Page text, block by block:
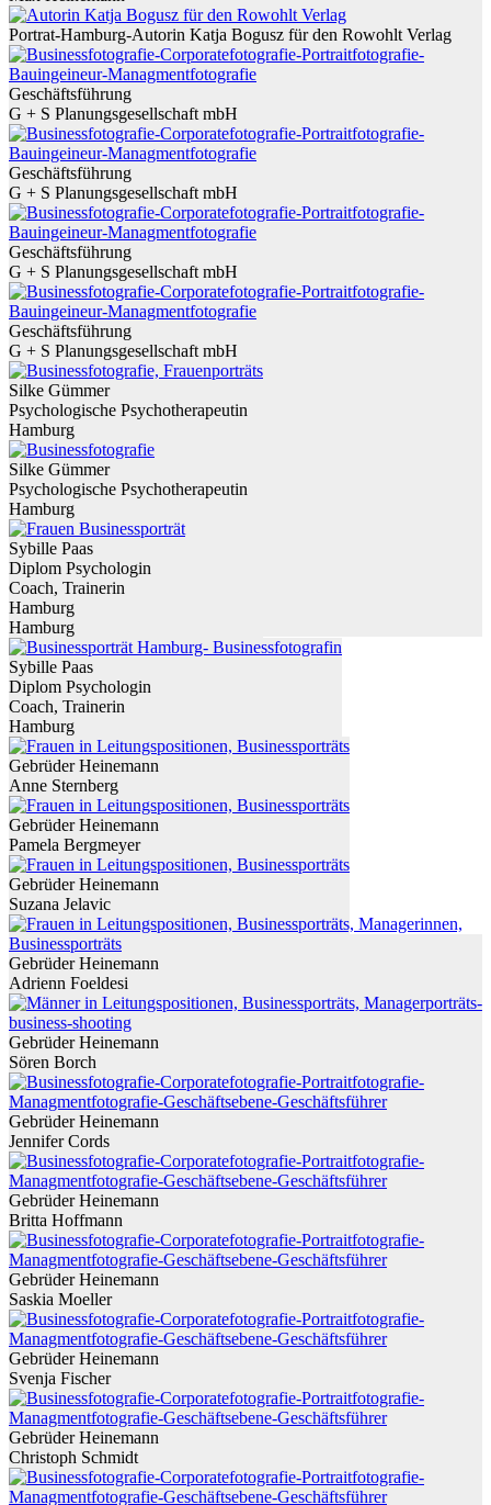
Portrat-Hamburg-Autorin Katja Bogusz für den Rowohlt Verlag
Geschäftsführung
G + S Planungsgesellschaft mbH
Geschäftsführung
G + S Planungsgesellschaft mbH
Geschäftsführung
G + S Planungsgesellschaft mbH
Geschäftsführung
G + S Planungsgesellschaft mbH
Silke Gümmer
Psychologische Psychotherapeutin
Hamburg
Silke Gümmer
Psychologische Psychotherapeutin
Hamburg
Sybille Paas
Diplom Psychologin
Coach, Trainerin
Hamburg
Hamburg
Sybille Paas
Diplom Psychologin
Coach, Trainerin
Hamburg
Gebrüder Heinemann
Anne Sternberg
Gebrüder Heinemann
Pamela Bergmeyer
Gebrüder Heinemann
Suzana Jelavic
Gebrüder Heinemann
Adrienn Foeldesi
Gebrüder Heinemann
Sören Borch
Gebrüder Heinemann
Jennifer Cords
Gebrüder Heinemann
Britta Hoffmann
Gebrüder Heinemann
Saskia Moeller
Gebrüder Heinemann
Svenja Fischer
Gebrüder Heinemann
Christoph Schmidt